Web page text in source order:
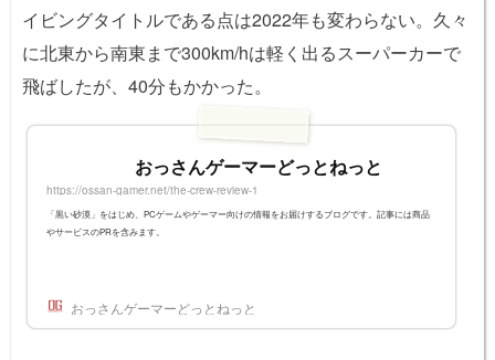
イビングタイトルである点は2022年も変わらない。久々
に北東から南東まで300km/hは軽く出るスーパーカーで
飛ばしたが、40分もかかった。
おっさんゲーマーどっとねっと
https://ossan-gamer.net/the-crew-review-1
「黒い砂漠」をはじめ、PCゲームやゲーマー向けの情報をお届けするブログです。記事には商品
やサービスのPRを含みます。
おっさんゲーマーどっとねっと